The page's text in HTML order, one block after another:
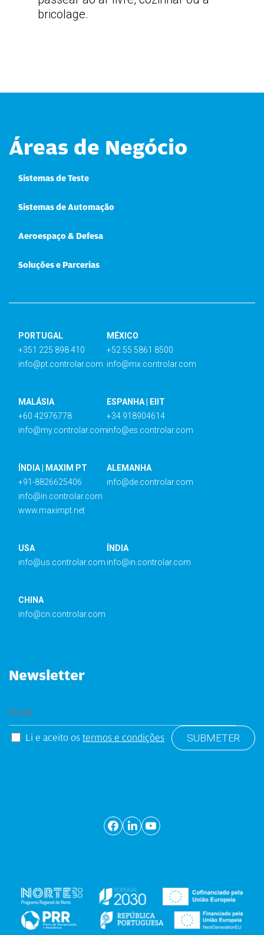
bricolage.
Áreas de Negócio
Sistemas de Teste
Sistemas de Automação
Aeroespaço & Defesa
Soluções e Parcerias
PORTUGAL
+351 225 898 410
info@pt.controlar.com
MÉXICO
+52 55 5861 8500
info@mx.controlar.com
MALÁSIA
+60 42976778
info@my.controlar.com
ESPANHA | EIIT
+34 918904614
info@es.controlar.com
ÍNDIA | MAXIM PT
+91-8826625406
info@in.controlar.com
www.maximpt.net
ALEMANHA
info@de.controlar.com
USA
info@us.controlar.com
ÍNDIA
info@in.controlar.com
CHINA
info@cn.controlar.com
Newsletter
Li e aceito os termos e condições